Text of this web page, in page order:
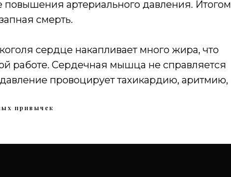
артериального давления. Итогом
смерть.
сердце накапливает много жира, что
работе. Сердечная мышца не справляется
провоцирует тахикардию, аритмию,
привычек